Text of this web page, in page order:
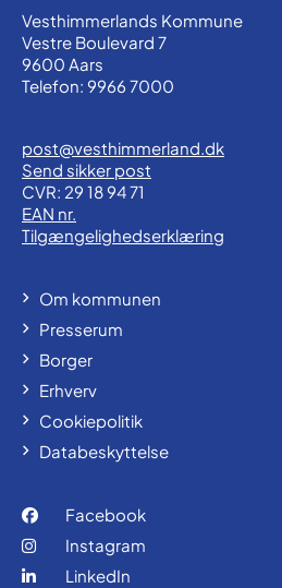
Vesthimmerlands Kommune
Vestre Boulevard 7
9600 Aars
Telefon: 9966 7000
post@vesthimmerland.dk
Send sikker post
CVR: 29 18 94 71
EAN nr.
Tilgængelighedserklæring
Om kommunen
Presserum
Borger
Erhverv
Cookiepolitik
Databeskyttelse
Facebook
Instagram
LinkedIn